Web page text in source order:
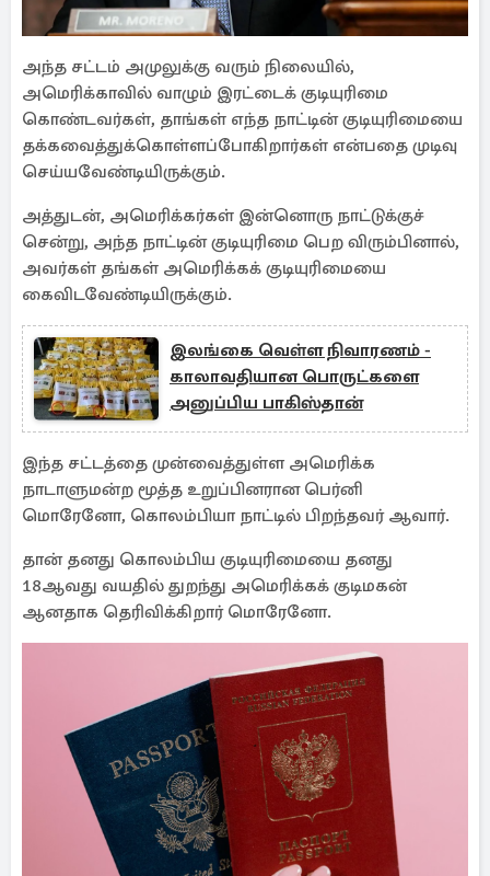
அந்த சட்டம் அமுலுக்கு வரும் நிலையில்,
அமெரிக்காவில் வாழும் இரட்டைக் குடியுரிமை
கொண்டவர்கள், தாங்கள் எந்த நாட்டின் குடியுரிமையை
தக்கவைத்துக்கொள்ளப்போகிறார்கள் என்பதை முடிவு
செய்யவேண்டியிருக்கும்.
அத்துடன், அமெரிக்கர்கள் இன்னொரு நாட்டுக்குச்
சென்று, அந்த நாட்டின் குடியுரிமை பெற விரும்பினால்,
அவர்கள் தங்கள் அமெரிக்கக் குடியுரிமையை
கைவிடவேண்டியிருக்கும்.
இலங்கை வெள்ள நிவாரணம் -
காலாவதியான பொருட்களை
அனுப்பிய பாகிஸ்தான்
இந்த சட்டத்தை முன்வைத்துள்ள அமெரிக்க
நாடாளுமன்ற மூத்த உறுப்பினரான பெர்னி
மொரேனோ, கொலம்பியா நாட்டில் பிறந்தவர் ஆவார்.
தான் தனது கொலம்பிய குடியுரிமையை தனது
18ஆவது வயதில் துறந்து அமெரிக்கக் குடிமகன்
ஆனதாக தெரிவிக்கிறார் மொரேனோ.